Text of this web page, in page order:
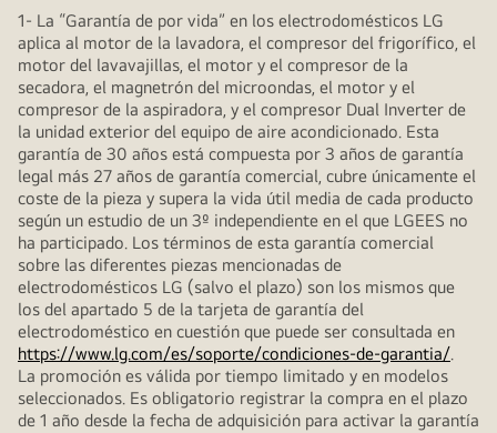
1- La “Garantía de por vida” en los electrodomésticos LG
aplica al motor de la lavadora, el compresor del frigorífico, el
motor del lavavajillas, el motor y el compresor de la
secadora, el magnetrón del microondas, el motor y el
compresor de la aspiradora, y el compresor Dual Inverter de
la unidad exterior del equipo de aire acondicionado. Esta
garantía de 30 años está compuesta por 3 años de garantía
legal más 27 años de garantía comercial, cubre únicamente el
coste de la pieza y supera la vida útil media de cada producto
según un estudio de un 3º independiente en el que LGEES no
ha participado. Los términos de esta garantía comercial
sobre las diferentes piezas mencionadas de
electrodomésticos LG (salvo el plazo) son los mismos que
los del apartado 5 de la tarjeta de garantía del
electrodoméstico en cuestión que puede ser consultada en
https://www.lg.com/es/soporte/condiciones-de-garantia/.
La promoción es válida por tiempo limitado y en modelos
seleccionados. Es obligatorio registrar la compra en el plazo
de 1 año desde la fecha de adquisición para activar la garantía